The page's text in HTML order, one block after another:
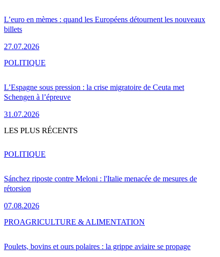
L’euro en mèmes : quand les Européens détournent les nouveaux
billets
27.07.2026
L’Espagne sous pression : la crise migratoire de Ceuta met
Schengen à l’épreuve
31.07.2026
POLITIQUE
LES PLUS RÉCENTS
Sánchez riposte contre Meloni : l'Italie menacée de mesures de
rétorsion
07.08.2026
POLITIQUE
Poulets, bovins et ours polaires : la grippe aviaire se propage
PROAGRICULTURE & ALIMENTATION